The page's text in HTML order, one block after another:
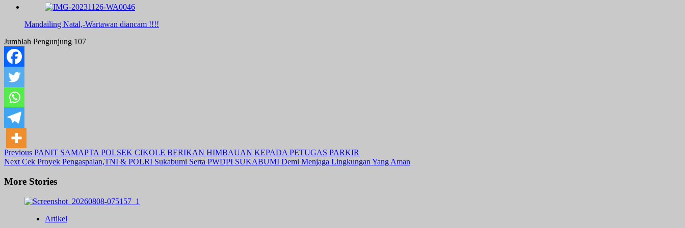
Mandailing Natal,-Wartawan diancam !!!!
Jumblah Pengunjung 107
Post
Navigation
Previous PANIT SAMAPTA POLSEK CIKOLE BERIKAN HIMBAUAN KEPADA PETUGAS PARKIR
Next Cek Proyek Pengaspalan,TNI & POLRI Sukabumi Serta PWDPI SUKABUMI Demi Menjaga Lingkungan Yang Aman
More Stories
Artikel